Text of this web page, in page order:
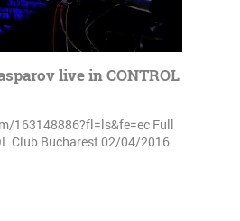
live in CONTROL
163148886?fl=ls&fe=ec Full
Club Bucharest 02/04/2016